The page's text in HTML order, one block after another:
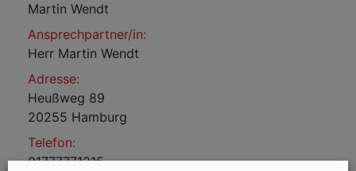
Martin Wendt
Ansprechpartner/in:
Herr Martin Wendt
Adresse:
Heußweg 89
20255 Hamburg
Telefon:
01777771215